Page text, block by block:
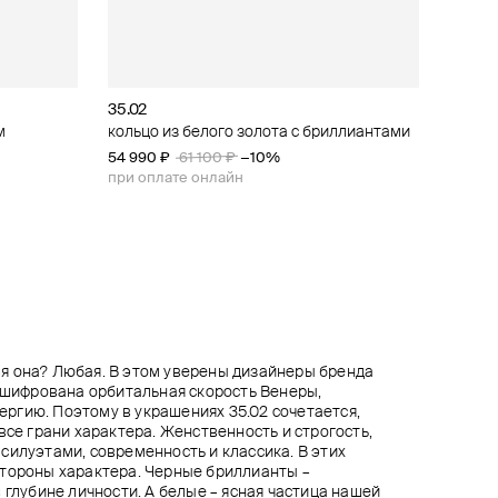
35.02
кольцо из белого золота с бриллиантами
54 990 ₽ 61 100 ₽ −10%
при оплате онлайн
35.02
кольцо из белого золота с бриллиантами
55 620 ₽ 61 800 ₽ −10%
при оплате онлайн
35.02
кольцо из белого золота с бриллиантом
54 000 ₽
Ann Demeulemeester
кольцо из серебра из шариков aleksi pearls
49 500 ₽ 55 000 ₽ −10%
при оплате онлайн
она? Любая. В этом уверены дизайнеры бренда
орбитальная скорость Венеры,
Поэтому в украшениях 35.02 сочетается,
грани характера. Женственность и строгость,
современность и классика. В этих
характера. Черные бриллианты –
глубине личности. А белые – ясная частица нашей